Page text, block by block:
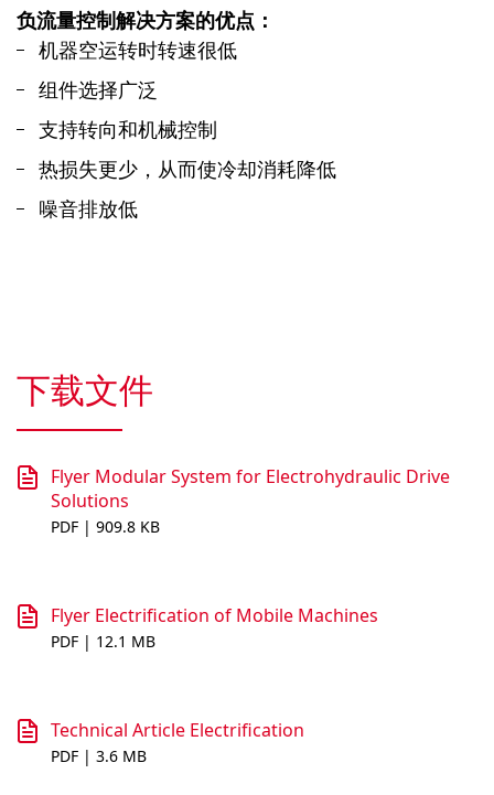
负流量控制解决方案的优点：
机器空运转时转速很低
组件选择广泛
支持转向和机械控制
热损失更少，从而使冷却消耗降低
噪音排放低
下载文件
Flyer Modular System for Electrohydraulic Drive
Solutions
PDF | 909.8 KB
Flyer Electrification of Mobile Machines
PDF | 12.1 MB
Technical Article Electrification
PDF | 3.6 MB